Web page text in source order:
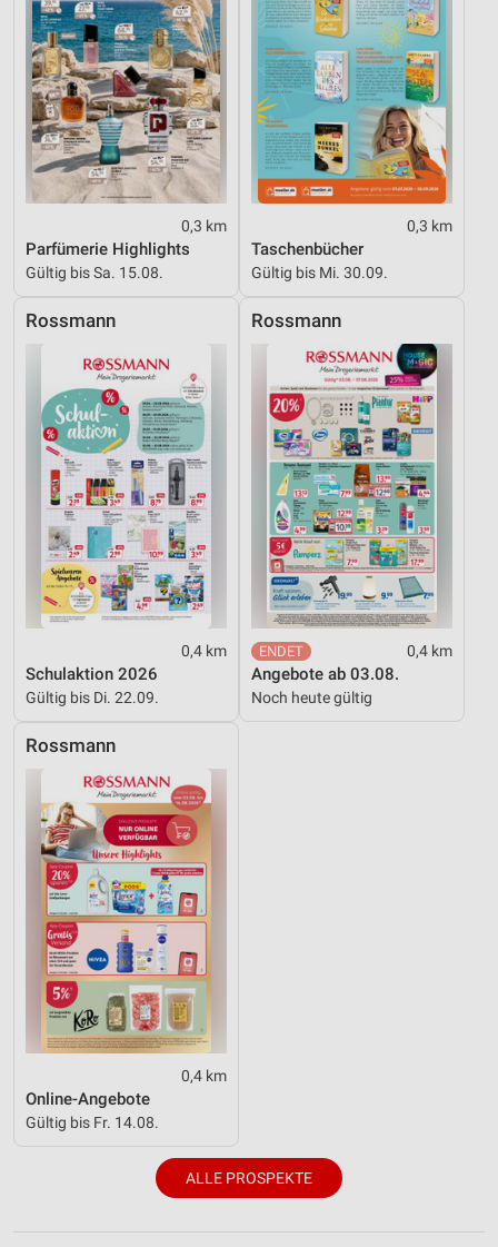
0,3 km
Parfümerie Highlights
Gültig bis Sa. 15.08.
0,3 km
Taschenbücher
Gültig bis Mi. 30.09.
Rossmann
0,4 km
Schulaktion 2026
Gültig bis Di. 22.09.
Rossmann
0,4 km
Angebote ab 03.08.
Noch heute gültig
Rossmann
0,4 km
Online-Angebote
Gültig bis Fr. 14.08.
ALLE PROSPEKTE
Funktional
Werbung